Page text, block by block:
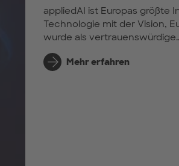
appliedAI ist Europas größte
Technologie mit der Vision,
wurde als
Mehr erfahren